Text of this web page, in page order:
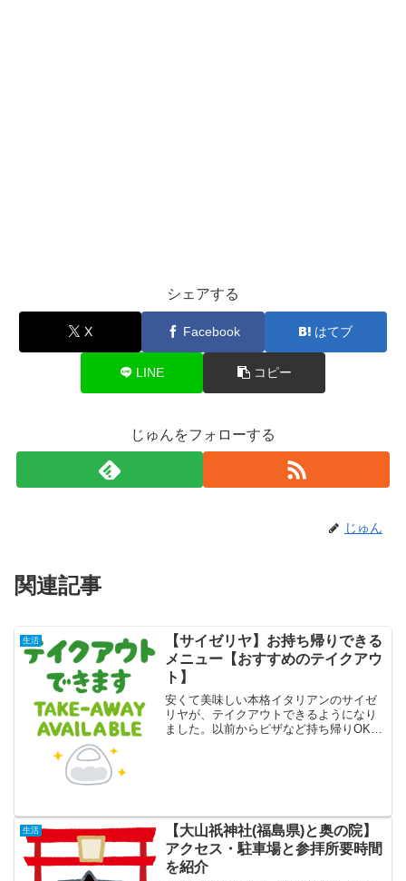
シェアする
X Facebook はてブ
LINE コピー
じゅんをフォローする
じゅん
関連記事
生活
【サイゼリヤ】お持ち帰りできる
メニュー【おすすめのテイクアウ
ト】
安くて美味しい本格イタリアンのサイゼ
リヤが、テイクアウトできるようになり
ました。以前からピザなど持ち帰りOKの
生活
【大山祇神社(福島県)と奥の院】
アクセス・駐車場と参拝所要時間
を紹介